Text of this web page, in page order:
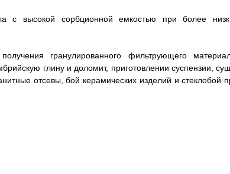
с высокой сорбционной емкостью при более
гранулированного фильтрующего
глину и доломит, приготовлении суспензии,
отсевы, бой керамических изделий и стеклобой